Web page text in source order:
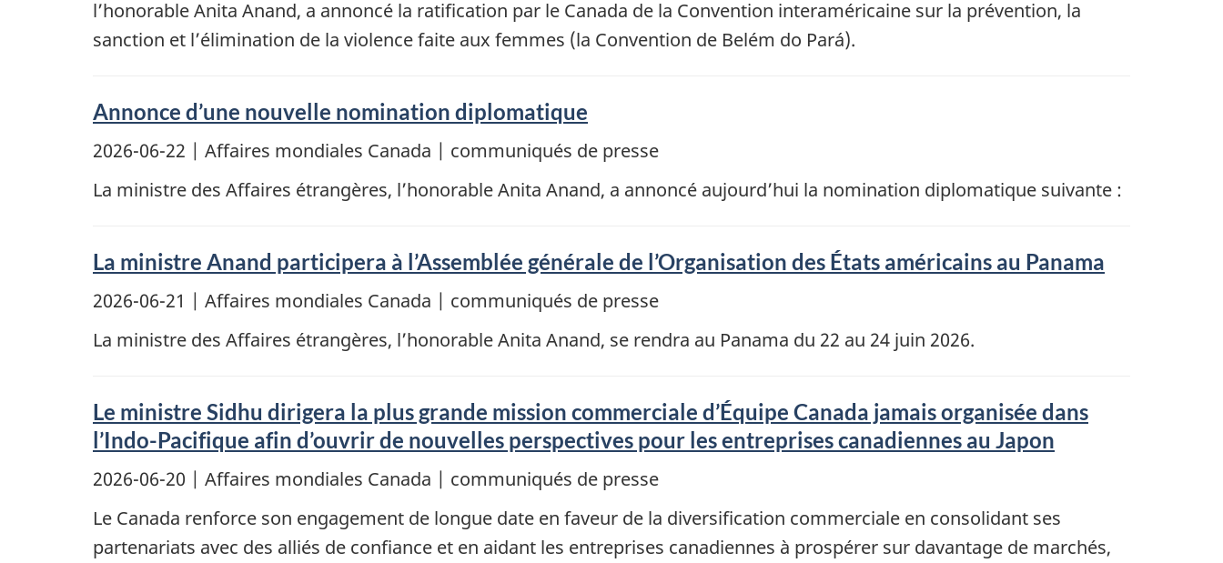
l’honorable Anita Anand, a annoncé la ratification par le Canada de la Convention interaméricaine sur la prévention, la
sanction et l’élimination de la violence faite aux femmes (la Convention de Belém do Pará).
Annonce d’une nouvelle nomination diplomatique
2026-06-22 | Affaires mondiales Canada | communiqués de presse
La ministre des Affaires étrangères, l’honorable Anita Anand, a annoncé aujourd’hui la nomination diplomatique suivante :
La ministre Anand participera à l’Assemblée générale de l’Organisation des États américains au Panama
2026-06-21 | Affaires mondiales Canada | communiqués de presse
La ministre des Affaires étrangères, l’honorable Anita Anand, se rendra au Panama du 22 au 24 juin 2026.
Le ministre Sidhu dirigera la plus grande mission commerciale d’Équipe Canada jamais organisée dans
l’Indo-Pacifique afin d’ouvrir de nouvelles perspectives pour les entreprises canadiennes au Japon
2026-06-20 | Affaires mondiales Canada | communiqués de presse
Le Canada renforce son engagement de longue date en faveur de la diversification commerciale en consolidant ses
partenariats avec des alliés de confiance et en aidant les entreprises canadiennes à prospérer sur davantage de marchés,